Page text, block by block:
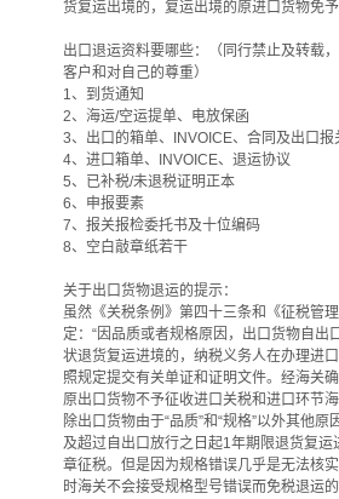
货复运出境的，复运出境的原进口货物免
出口退运资料要哪些：（同行禁止及转载
客户和对自己的尊重）
1、到货通知
2、海运/空运提单、电放保函
3、出口的箱单、INVOICE、合同及出口报
4、进口箱单、INVOICE、退运协议
5、已补税/未退税证明正本
6、申报要素
7、报关报检委托书及十位编码
8、空白敲章纸若干
关于出口货物退运的提示：
虽然《关税条例》第四十三条和《征税管
定：“因品质或者规格原因，出口货物自出
状退货复运进境的，纳税义务人在办理进
照规定提交有关单证和证明文件。经海关
原出口货物不予征收进口关税和进口环节
除出口货物由于“品质”和“规格”以外其他
及超过自出口放行之日起1年期限退货复运
章征税。但是因为规格错误几乎是无法核
时海关不会接受规格型号错误而免税退运